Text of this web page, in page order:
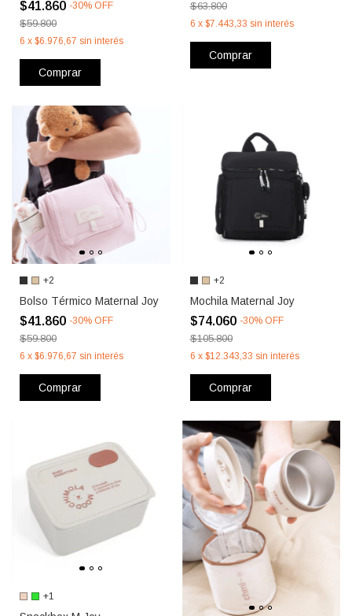
$41.860 -30% OFF
$59.800
6 x $6.976,67 sin interés
Comprar
$63.800
6 x $7.443,33 sin interés
Comprar
+2
Bolso Térmico Maternal Joy
$41.860 -30% OFF
$59.800
6 x $6.976,67 sin interés
Comprar
+2
Mochila Maternal Joy
$74.060 -30% OFF
$105.800
6 x $12.343,33 sin interés
Comprar
+1